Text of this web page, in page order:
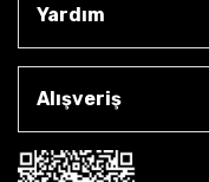
Yardım
Alışveriş